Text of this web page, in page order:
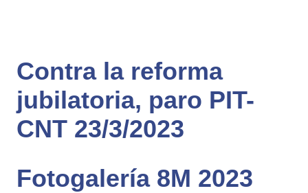
Contra la reforma
jubilatoria, paro PIT-
CNT 23/3/2023
Fotogalería 8M 2023